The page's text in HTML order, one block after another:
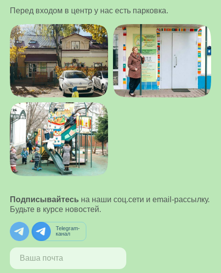
Перед входом в центр у нас есть парковка.
Подписывайтесь на наши соц.сети и email-рассылку.
Будьте в курсе новостей.
Telegram-
канал